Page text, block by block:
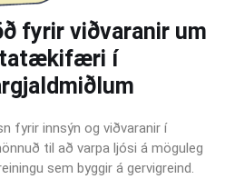
fyrir viðvaranir um
í
fyrir innsýn og viðvaranir í
til að varpa ljósi á möguleg
sem byggir á gervigreind.